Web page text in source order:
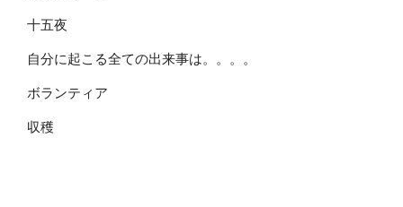
十五夜
自分に起こる全ての出来事は。。。。
ボランティア
収穫